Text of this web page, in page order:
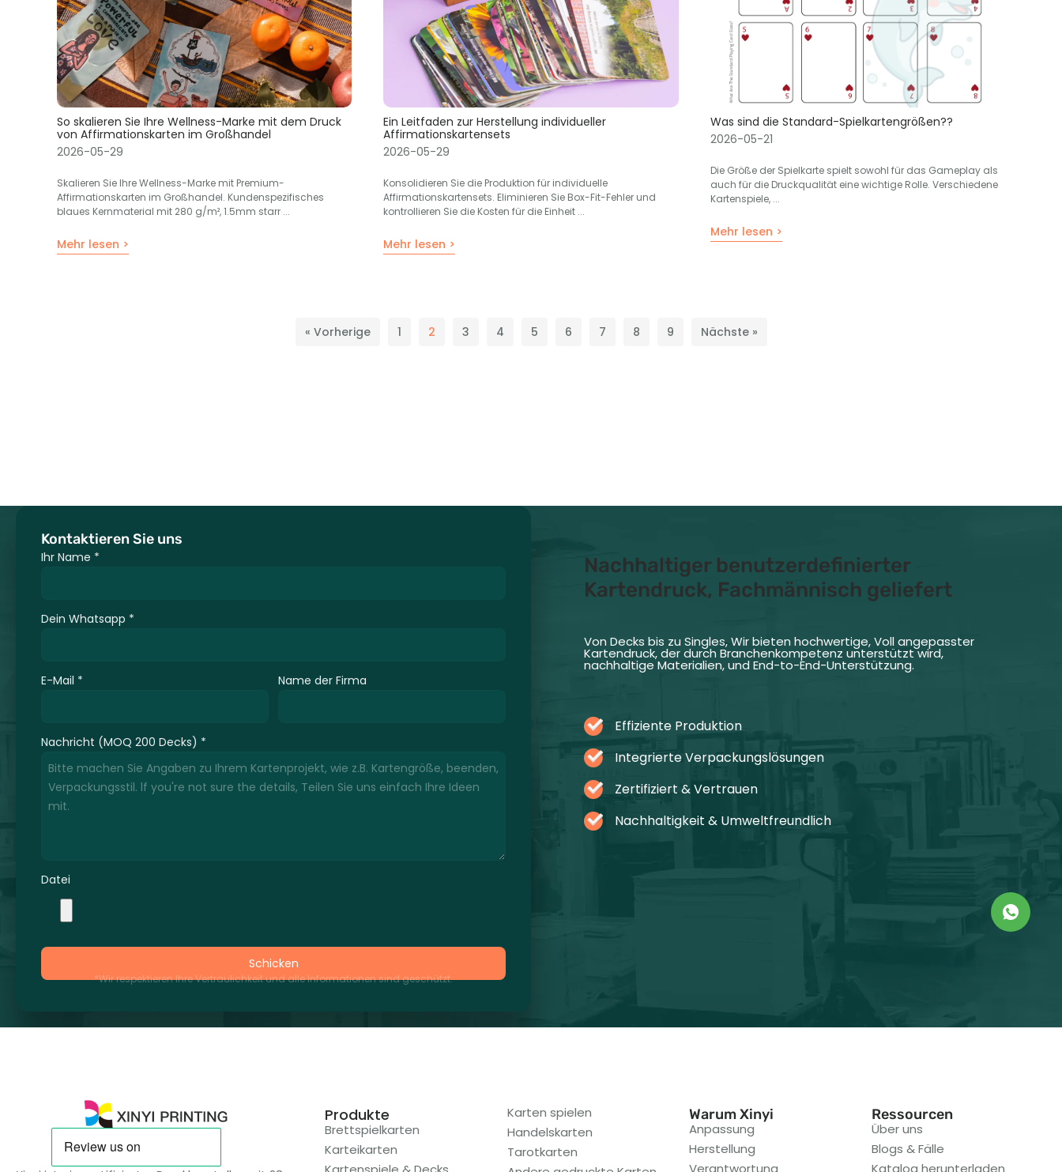
So skalieren Sie Ihre Wellness-Marke mit dem Druck
von Affirmationskarten im Großhandel
2026-05-29
Skalieren Sie Ihre Wellness-Marke mit Premium-
Affirmationskarten im Großhandel. Kundenspezifisches
blaues Kernmaterial mit 280 g/m², 1.5mm starr ...
Mehr lesen >
Ein Leitfaden zur Herstellung individueller
Affirmationskartensets
2026-05-29
Konsolidieren Sie die Produktion für individuelle
Affirmationskartensets. Eliminieren Sie Box-Fit-Fehler und
kontrollieren Sie die Kosten für die Einheit ...
Mehr lesen >
Was sind die Standard-Spielkartengrößen??
2026-05-21
Die Größe der Spielkarte spielt sowohl für das Gameplay als
auch für die Druckqualität eine wichtige Rolle. Verschiedene
Kartenspiele, ...
Mehr lesen >
« Vorherige 1 2 3 4 5 6 7 8 9 Nächste »
Kontaktieren Sie uns
Ihr Name *
Dein Whatsapp *
E-Mail * Name der Firma
Nachricht (MOQ 200 Decks) *
Datei
Schicken
*Wir respektieren Ihre Vertraulichkeit und alle Informationen sind geschützt.
Nachhaltiger benutzerdefinierter
Kartendruck, Fachmännisch geliefert
Von Decks bis zu Singles, Wir bieten hochwertige, Voll angepasster
Kartendruck, der durch Branchenkompetenz unterstützt wird,
nachhaltige Materialien, und End-to-End-Unterstützung.
Effiziente Produktion
Integrierte Verpackungslösungen
Zertifiziert & Vertrauen
Nachhaltigkeit & Umweltfreundlich
Produkte
Brettspielkarten
Karteikarten
Karten spielen
Handelskarten
Tarotkarten
Warum Xinyi
Anpassung
Herstellung
Verantwortung
Ressourcen
Über uns
Blogs & Fälle
Katalog herunterladen